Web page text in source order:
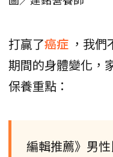
打贏了癌症 ，我
期間的身體變化，
保養重點：
編輯推薦》男